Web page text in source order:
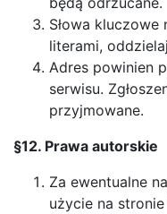
Słowa kluczowe
literami,
Adres powinien
serwisu.
przyjmowane.
§12. Prawa autorskie
Za ewentualne
użycie na